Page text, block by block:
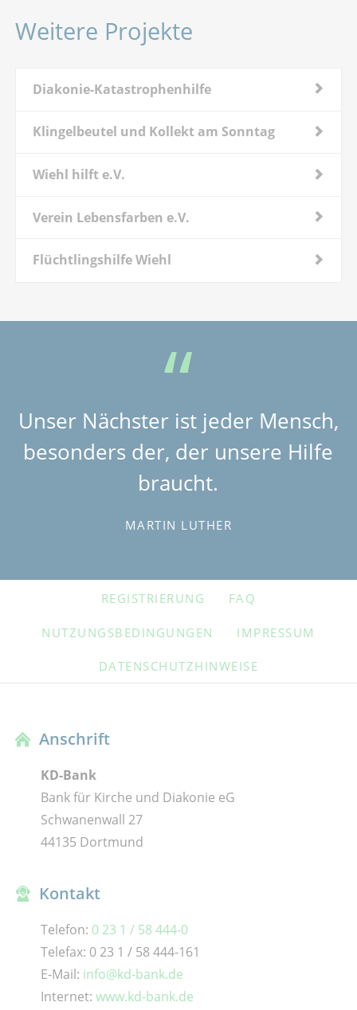
Weitere Projekte
Diakonie-Katastrophenhilfe
Klingelbeutel und Kollekt am Sonntag
Wiehl hilft e.V.
Verein Lebensfarben e.V.
Flüchtlingshilfe Wiehl
Unser Nächster ist jeder Mensch,
besonders der, der unsere Hilfe
braucht.
MARTIN LUTHER
NAVIGATION
REGISTRIERUNG FAQ
NUTZUNGSBEDINGUNGEN IMPRESSUM
DATENSCHUTZHINWEISE
Anschrift
KD-Bank
Bank für Kirche und Diakonie eG
Schwanenwall 27
44135 Dortmund
Kontakt
Telefon: 0 23 1 / 58 444-0
Telefax: 0 23 1 / 58 444-161
E-Mail: info@kd-bank.de
Internet: www.kd-bank.de